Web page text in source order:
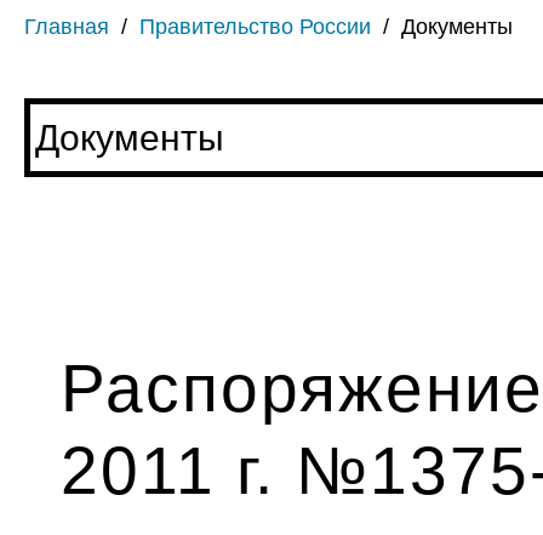
Главная / Правительство России / Документы
2011 г.